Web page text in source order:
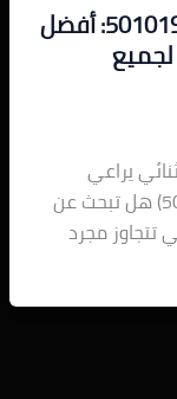
تكسي السالمية الفاخر 50101951: أفضل
يراعي
تفاصيل رفاهيتك (اتصل 50101951) هل تبحث عن
تتجاوز مجرد